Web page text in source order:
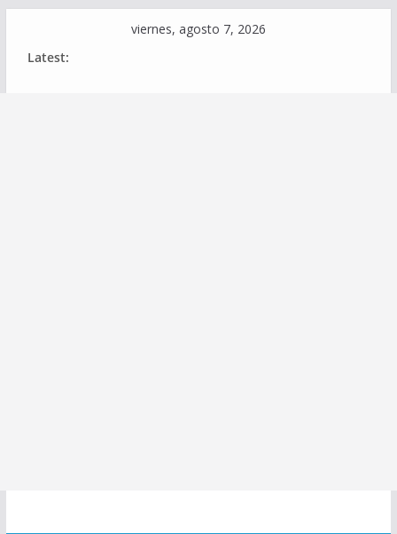
viernes, agosto 7, 2026
Latest: